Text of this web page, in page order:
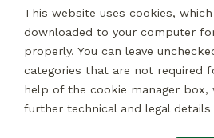
This website uses cookies,
downloaded to your computer
properly. You can leave
categories that are not required
help of the cookie manager box,
further technical and legal
Връзки
Продуктов каталог